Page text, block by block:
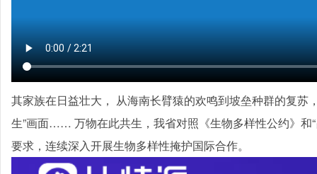
其家族在日益壮大， 从海南长臂猿的欢鸣到坡垒种群的复苏
生”画面…… 万物在此共生，我省对照《生物多样性公约》和
要求，连续深入开展生物多样性掩护国际合作。